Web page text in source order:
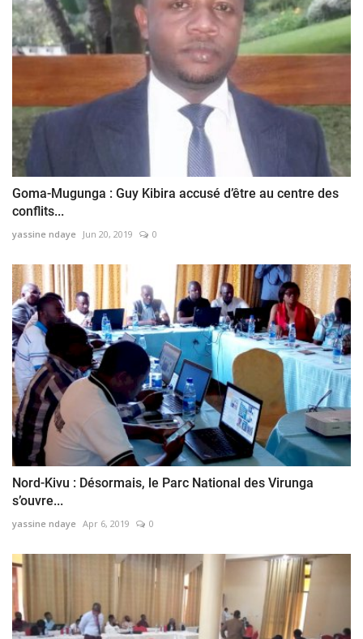
Goma-Mugunga : Guy Kibira accusé d’être au centre des
conflits...
yassine ndaye Jun 20, 2019 0
Nord-Kivu : Désormais, le Parc National des Virunga
s’ouvre...
yassine ndaye Apr 6, 2019 0